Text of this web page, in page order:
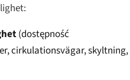
(dostępność
cirkulationsvägar, skyltning,